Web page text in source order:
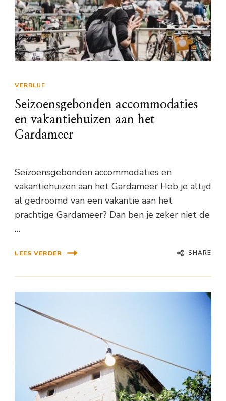
VERBLIJF
Seizoensgebonden accommodaties
en vakantiehuizen aan het
Gardameer
Seizoensgebonden accommodaties en
vakantiehuizen aan het Gardameer Heb je altijd
al gedroomd van een vakantie aan het
prachtige Gardameer? Dan ben je zeker niet de
…
LEES VERDER SHARE